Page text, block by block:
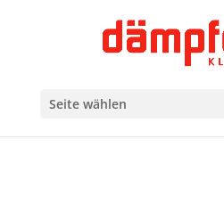
Seite wählen